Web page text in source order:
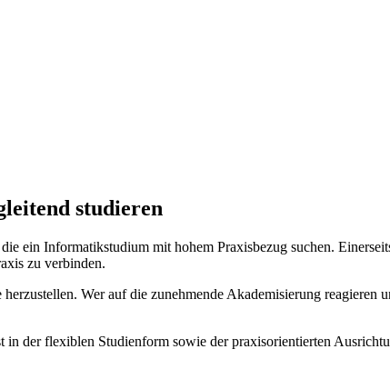
studieren
ein Informatikstudium mit hohem Praxisbezug suchen.
zu verbinden.
Wer auf die zunehmende Akademisierung
der flexiblen Studienform sowie der praxisorientierten